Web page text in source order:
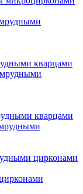
кварцами
кварцами
цирконами